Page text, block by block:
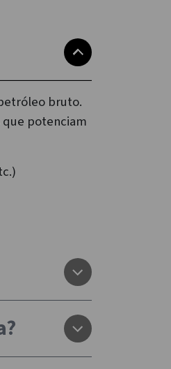
bruto.
que potenciam